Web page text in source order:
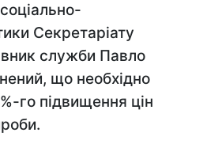
Секретаріату
служби Павло
що необхідно
го підвищення цін